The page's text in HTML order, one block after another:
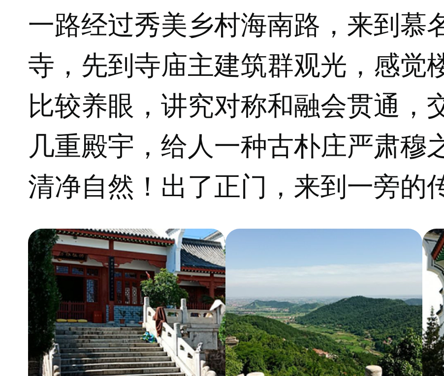
一路经过秀美乡村海南路，来到慕
寺，先到寺庙主建筑群观光，感觉
比较养眼，讲究对称和融会贯通，
几重殿宇，给人一种古朴庄严肃穆
清净自然！出了正门，来到一旁的
庵，看到了在建的六角形宝塔，看
唐时期的砖塔（国家重点文物保护
石铺成台阶路。